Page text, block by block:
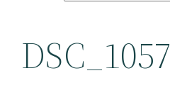
DSC_1057